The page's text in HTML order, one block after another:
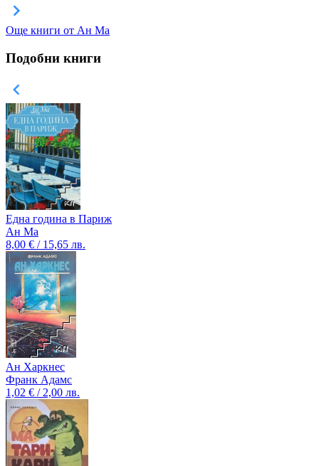
Още книги от Ан Ма
Подобни книги
Една година в Париж
Ан Ма
8,00 € / 15,65 лв.
Ан Харкнес
Франк Адамс
1,02 € / 2,00 лв.